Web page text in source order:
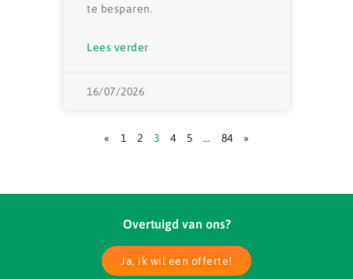
te besparen.
Lees verder
16/07/2026
« 1 2 3 4 5 … 84 »
Overtuigd van ons?
Ja, ik wil een offerte!